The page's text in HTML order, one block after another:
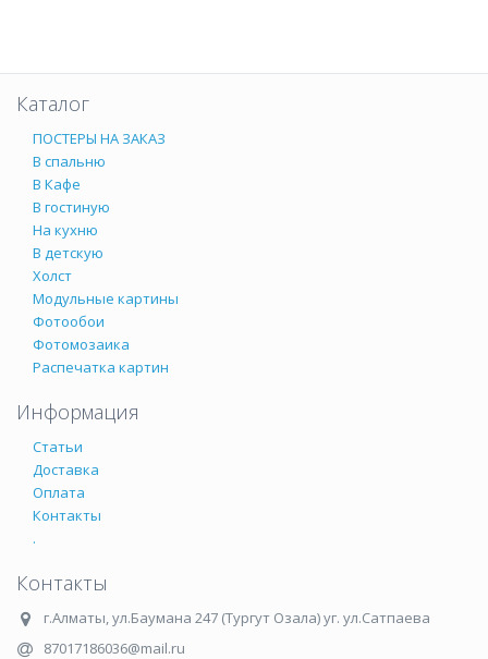
Каталог
ПОСТЕРЫ НА ЗАКАЗ
В спальню
В Кафе
В гостиную
На кухню
В детскую
Холст
Модульные картины
Фотообои
Фотомозаика
Распечатка картин
Информация
Статьи
Доставка
Оплата
Контакты
.
Контакты
г.Алматы,ул.Баумана 247 (Тургут Озала) уг. ул.Сатпаева
87017186036@mail.ru